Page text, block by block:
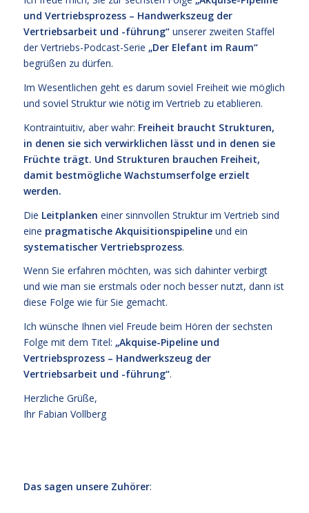
und Vertriebsprozess – Handwerkszeug der
Vertriebsarbeit und -führung“unserer zweiten Staffel
der Vertriebs-Podcast-Serie „Der Elefant im Raum“
begrüßen zu dürfen.
Im Wesentlichen geht es darum soviel Freiheit wie möglich
und soviel Struktur wie nötig im Vertrieb zu etablieren.
Kontraintuitiv, aber wahr: Freiheit braucht Strukturen,
in denen sie sich verwirklichen lässt und in denen sie
Früchte trägt. Und Strukturen brauchen Freiheit,
damit bestmögliche Wachstumserfolge erzielt
werden.
Die Leitplanken einer sinnvollen Struktur im Vertrieb sind
eine pragmatische Akquisitionspipelineund ein
systematischer Vertriebsprozess.
Wenn Sie erfahren möchten, was sich dahinter verbirgt
und wie man sie erstmals oder noch besser nutzt, dann ist
diese Folge wie für Sie gemacht.
Ich wünsche Ihnen viel Freude beim Hören der sechsten
Folge mit dem Titel: „Akquise-Pipeline und
Vertriebsprozess – Handwerkszeug der
Vertriebsarbeit und -führung“.
Herzliche Grüße,
Ihr Fabian Vollberg
Das sagen unsere Zuhörer: